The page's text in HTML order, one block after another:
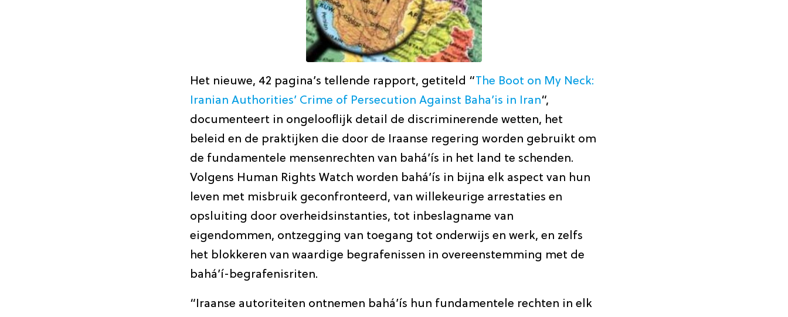
Het nieuwe, 42 pagina’s tellende rapport, getiteld “ The Boot on My Neck:
Iranian Authorities’ Crime of Persecution Against Baha’is in Iran“,
documenteert in ongelooflijk detail de discriminerende wetten, het
beleid en de praktijken die door de Iraanse regering worden gebruikt om
de fundamentele mensenrechten van bahá’ís in het land te schenden.
Volgens Human Rights Watch worden bahá’ís in bijna elk aspect van hun
leven met misbruik geconfronteerd, van willekeurige arrestaties en
opsluiting door overheidsinstanties, tot inbeslagname van
eigendommen, ontzegging van toegang tot onderwijs en werk, en zelfs
het blokkeren van waardige begrafenissen in overeenstemming met de
bahá’í-begrafenisriten.
“Iraanse autoriteiten ontnemen bahá’ís hun fundamentele rechten in elk